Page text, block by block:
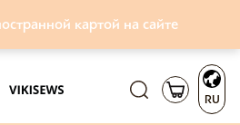
картой на сайте
RU